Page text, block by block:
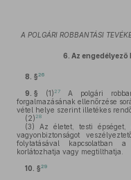
A POLGÁRI ROBBANTÁSI
6. Az
8. §26
9. § (1) 27
A polgári
forgalmazásának ellenőrzése
vétel helye szerint illetékes
(2) 28
(3) Az életet, testi épséget,
vagyonbiztonságot
folytatásával kapcsolatban
korlátozhatja vagy megtilthatja.
10. §29